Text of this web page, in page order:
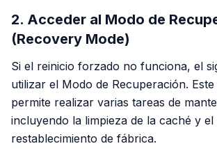
2. Acceder al Modo de
(Recovery Mode)
Si el reinicio forzado no funciona, el
utilizar el Modo de Recuperación.
permite realizar varias tareas de
incluyendo la limpieza de la caché y el
restablecimiento de fábrica.